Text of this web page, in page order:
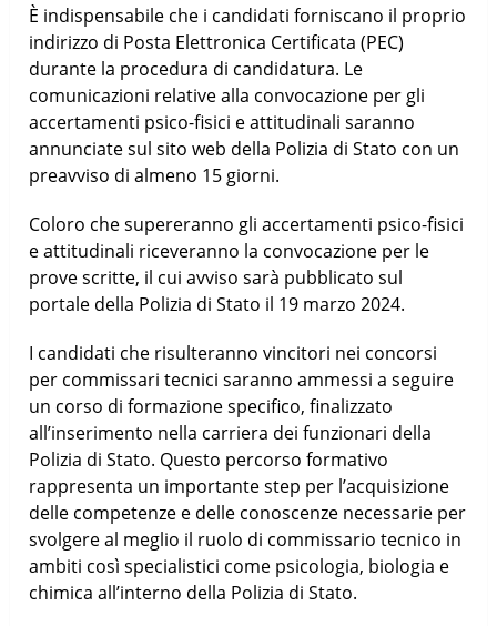
È indispensabile che i candidati forniscano il proprio
indirizzo di Posta Elettronica Certificata (PEC)
durante la procedura di candidatura. Le
comunicazioni relative alla convocazione per gli
accertamenti psico-fisici e attitudinali saranno
annunciate sul sito web della Polizia di Stato con un
preavviso di almeno 15 giorni.
Coloro che supereranno gli accertamenti psico-fisici
e attitudinali riceveranno la convocazione per le
prove scritte, il cui avviso sarà pubblicato sul
portale della Polizia di Stato il 19 marzo 2024.
I candidati che risulteranno vincitori nei concorsi
per commissari tecnici saranno ammessi a seguire
un corso di formazione specifico, finalizzato
all’inserimento nella carriera dei funzionari della
Polizia di Stato. Questo percorso formativo
rappresenta un importante step per l’acquisizione
delle competenze e delle conoscenze necessarie per
svolgere al meglio il ruolo di commissario tecnico in
ambiti così specialistici come psicologia, biologia e
chimica all’interno della Polizia di Stato.